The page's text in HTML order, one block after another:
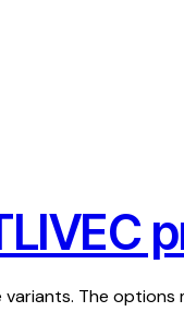
The